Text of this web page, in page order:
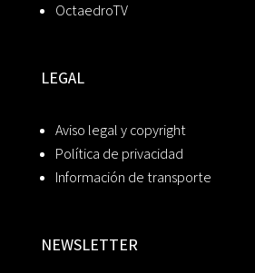
OctaedroTV
LEGAL
Aviso legal y copyright
Política de privacidad
Información de transporte
NEWSLETTER